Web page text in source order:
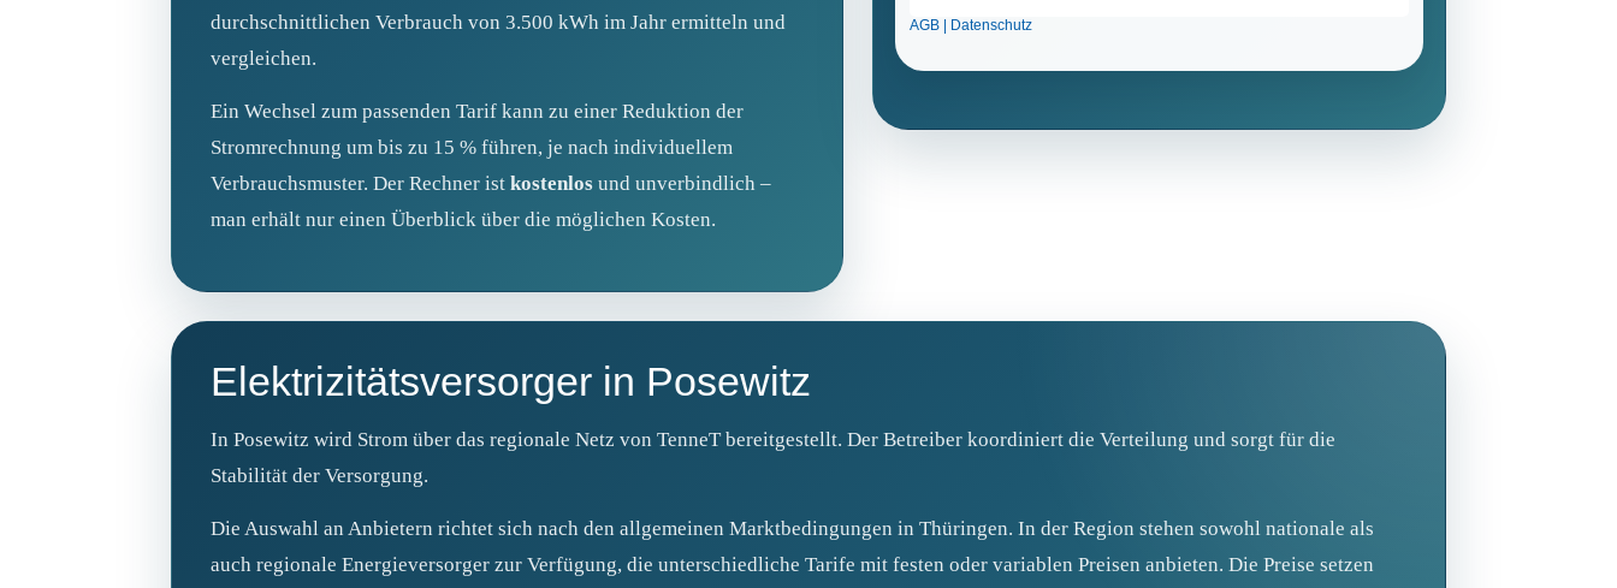
durchschnittlichen Verbrauch von 3.500 kWh im Jahr ermitteln und
vergleichen.
Ein Wechsel zum passenden Tarif kann zu einer Reduktion der
Stromrechnung um bis zu 15 % führen, je nach individuellem
Verbrauchsmuster. Der Rechner ist kostenlos und unverbindlich –
man erhält nur einen Überblick über die möglichen Kosten.
Elektrizitätsversorger in Posewitz
In Posewitz wird Strom über das regionale Netz von TenneT bereitgestellt. Der Betreiber koordiniert die Verteilung und sorgt für die
Stabilität der Versorgung.
Die Auswahl an Anbietern richtet sich nach den allgemeinen Marktbedingungen in Thüringen. In der Region stehen sowohl nationale als
auch regionale Energieversorger zur Verfügung, die unterschiedliche Tarife mit festen oder variablen Preisen anbieten. Die Preise setzen